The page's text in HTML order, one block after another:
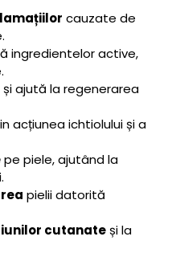
cauzate de
ingredientelor active,
și ajută la regenerarea
acțiunea ichtiolului și a
pe piele, ajutând la
pielii datorită
cutanateși la